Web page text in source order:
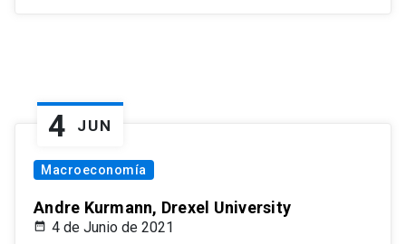
4 JUN
Macroeconomía
Andre Kurmann, Drexel University
4 de Junio de 2021